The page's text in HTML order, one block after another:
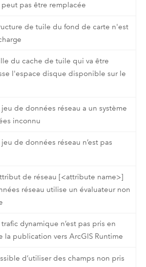
pas être remplacée
de tuile du fond de carte n'est
du cache de tuile qui va être
l'espace disque disponible sur le
de données réseau a un système
inconnu
de données réseau n’est pas
de réseau [<attribute name>]
réseau utilise un évaluateur non
dynamique n’est pas pris en
la publication vers ArcGIS Runtime
d’utiliser des champs non pris